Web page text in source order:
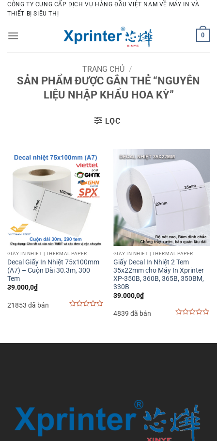
Bỏ
qua
dung
CÔNG TY CUNG CẤP DỊCH VỤ HÀNG ĐẦU VIỆT NAM VỀ MÁY IN VÀ
THIẾT BỊ SIÊU THỊ
0
TRANG CHỦ /
SẢN PHẨM ĐƯỢC GẮN THẺ “NGUYÊN
LIỆU NHẬP KHẨU HOA KỲ”
LỌC
GIẤY IN NHIỆT | THERMAL PAPER
Decal Giấy In Nhiệt 75x100mm
(A7) – Cuộn Dài 30.3m, 300
Tem
39.000,0₫
21853 đã bán
GIẤY IN NHIỆT | THERMAL PAPER
Giấy Decal In Nhiệt 2 Tem
35x22mm cho Máy In Xprinter
XP-350B, 360B, 365B, 350BM,
330B
39.000,0₫
4839 đã bán
5